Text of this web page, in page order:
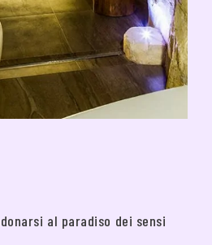
al paradiso dei sensi